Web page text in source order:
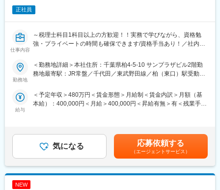
■同社の強みについて：
い領域でのトータルサポートをしており、お客様から高い信頼を
獲得しています。結果として、現在顧客からの紹介比率も非常に
■就業環境について：
・【働きやすさ】…同社は基本的な労働時間が1日7時間であり、
税理士を目指している方でも実務で学びつつ、個人で勉強する時
間を確保することが出来ます。終業後はオフィス内で勉強もでき
る環境で、応援体制が整っています。
・【制度充実】…入社1年目より税理士資格手当があります・産
正社員
仕事内容
～税理士科目1科目以上の方歓迎！！実務で学びながら、資格勉
強・プライベートの時間も確保できます/資格手当あり！／社内外
※各グループ法人との出向契約に基づき 、在籍型出向として従事
■職務内容について：
同社の税理士補助／税務会計スタッフをご担当いただきます。同
おり、同社への信頼も厚くなっております。そんな当社にて事業
拡大に伴い、新たに税理士補助／税務会計スタッフを募集いたし
ます。
■職務詳細について：
勤務地
＜勤務地詳細＞本社住所：千葉県柏4-5-10 サンプラザビル2階勤
務地最寄駅：JR常盤／千代田／東武野田線／柏（東口）駅受動喫
給与
＜予定年収＞480万円＜賃金形態＞月給制＜賃金内訳＞月額（基
本給）：400,000円＜月給＞400,000円＜昇給有無＞有＜残業手当
くまでも目安の金額であり、選考を通じて上下する可能性があり
ます。月給(月額)は固定手当を含めた表記です。
気になる 応募依頼する
（エージェントサービス）
NEW